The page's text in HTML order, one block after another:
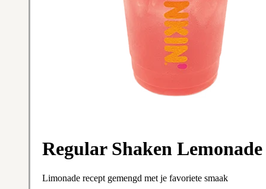
Regular Shaken Lemonade
Limonade recept gemengd met je favoriete smaak